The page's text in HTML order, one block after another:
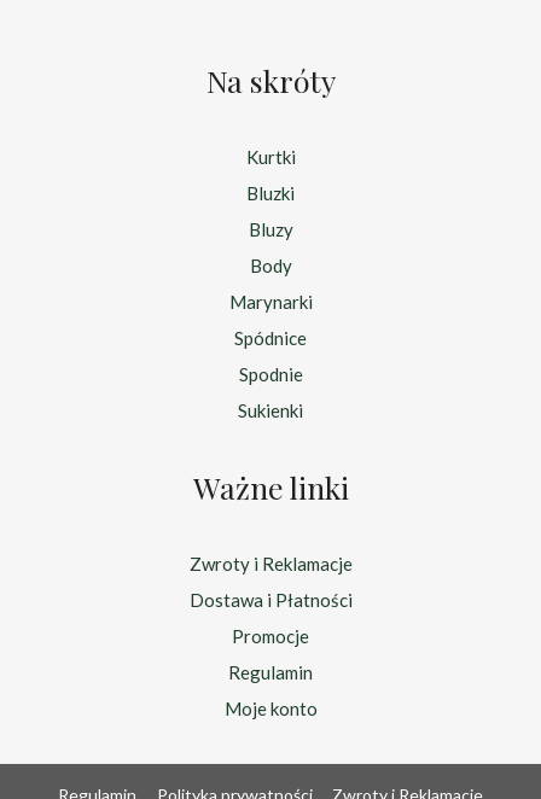
Na skróty
Kurtki
Bluzki
Bluzy
Body
Marynarki
Spódnice
Spodnie
Sukienki
Ważne linki
Zwroty i Reklamacje
Dostawa i Płatności
Promocje
Regulamin
Moje konto
Regulamin Polityka prywatności Zwroty i Reklamacje